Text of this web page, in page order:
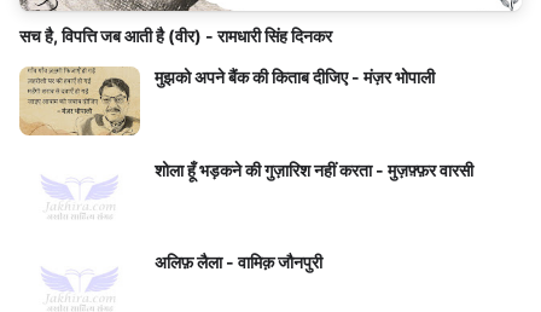
सच है, विपत्ति जब आती है (वीर) - रामधारी सिंह दिनकर
मुझको अपने बैंक की किताब दीजिए - मंज़र भोपाली
शोला हूँ भड़कने की गुज़ारिश नहीं करता - मुज़फ़्फ़र वारसी
अलिफ़ लैला - वामिक़ जौनपुरी